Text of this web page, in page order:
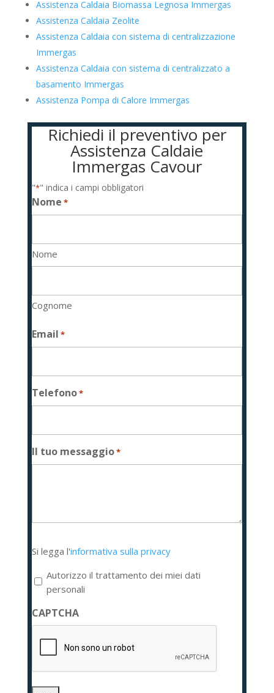
Assistenza Caldaia Biomassa Legnosa Immergas
Assistenza Caldaia Zeolite
Assistenza Caldaia con sistema di centralizzazione
Immergas
Assistenza Caldaia con sistema di centralizzato a
basamento Immergas
Assistenza Pompa di Calore Immergas
Richiedi il preventivo per
Assistenza Caldaie
Immergas Cavour
"*" indica i campi obbligatori
Nome *
Nome
Cognome
Email *
Telefono*
Il tuo messaggio*
legga
l'informativa
sulla
privacy
*
Si legga l'informativa sulla privacy
Autorizzo il trattamento dei miei dati
personali
CAPTCHA